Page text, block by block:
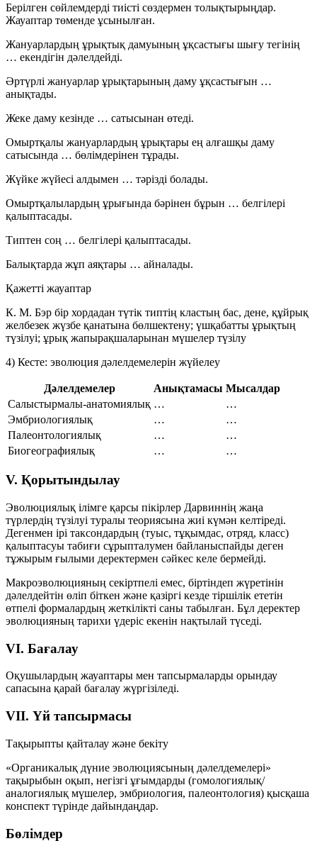
Берілген сөйлемдерді тиісті сөздермен толықтырыңдар.
Жауаптар төменде ұсынылған.
Жануарлардың ұрықтық дамуының ұқсастығы шығу тегінің
… екендігін дәлелдейді.
Әртүрлі жануарлар ұрықтарының даму ұқсастығын …
анықтады.
Жеке даму кезінде … сатысынан өтеді.
Омыртқалы жануарлардың ұрықтары ең алғашқы даму
сатысында … бөлімдерінен тұрады.
Жүйке жүйесі алдымен … тәрізді болады.
Омыртқалылардың ұрығында бәрінен бұрын … белгілері
қалыптасады.
Типтен соң … белгілері қалыптасады.
Балықтарда жұп аяқтары … айналады.
Қажетті жауаптар
К. М. Бэр бір хордадан түтік типтің кластың бас, дене, құйрық
желбезек жүзбе қанатына бөлшектену; үшқабатты ұрықтың
түзілуі; ұрық жапырақшаларынан мүшелер түзілу
4) Кесте: эволюция дәлелдемелерін жүйелеу
Дәлелдемелер Анықтамасы Мысалдар
Салыстырмалы-анатомиялық …
…
Эмбриологиялық
…
…
Палеонтологиялық
…
…
Биогеографиялық
… …
V. Қорытындылау
Эволюциялық ілімге қарсы пікірлер Дарвиннің жаңа
түрлердің түзілуі туралы теориясына жиі күмән келтіреді.
Дегенмен ірі таксондардың (туыс, тұқымдас, отряд, класс)
қалыптасуы табиғи сұрыпталумен байланыспайды деген
тұжырым ғылыми деректермен сәйкес келе бермейді.
Макроэволюцияның секіртпелі емес, біртіндеп жүретінін
дәлелдейтін өліп біткен және қазіргі кезде тіршілік ететін
өтпелі формалардың жеткілікті саны табылған. Бұл деректер
эволюцияның тарихи үдеріс екенін нақтылай түседі.
VI. Бағалау
Оқушылардың жауаптары мен тапсырмаларды орындау
сапасына қарай бағалау жүргізіледі.
VII. Үй тапсырмасы
Тақырыпты қайталау және бекіту
«Органикалық дүние эволюциясының дәлелдемелері»
тақырыбын оқып, негізгі ұғымдарды (гомологиялық/
аналогиялық мүшелер, эмбриология, палеонтология) қысқаша
конспект түрінде дайындаңдар.
Бөлімдер